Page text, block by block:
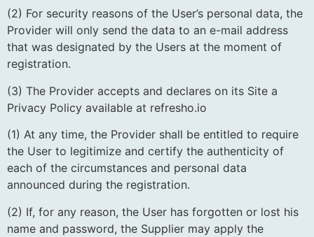
(2) For security reasons of the User’s personal data, the
Provider will only send the data to an e-mail address
that was designated by the Users at the moment of
registration.
(3) The Provider accepts and declares on its Site a
Privacy Policy available at refresho.io
(1) At any time, the Provider shall be entitled to require
the User to legitimize and certify the authenticity of
each of the circumstances and personal data
announced during the registration.
(2) If, for any reason, the User has forgotten or lost his
name and password, the Supplier may apply the